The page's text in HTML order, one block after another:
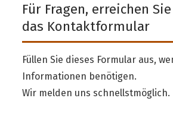
Für Fragen, erreichen
das Kontaktformular
Füllen Sie dieses Formular aus,
Informationen benötigen.
Wir melden uns schnellstmöglich.